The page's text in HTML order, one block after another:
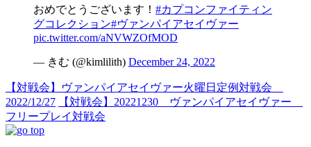
おめでとうございます！ #カプコンファイティン
グコレクション#ヴァンパイアセイヴァー
pic.twitter.com/aNVWZOfMOD
— きむ (@kimlilith) December 24, 2022
【対戦会】ヴァンパイアセイヴァー火曜日定例対戦会
2022/12/27
【対戦会】20221230 ヴァンパイアセイヴァー
フリープレイ対戦会